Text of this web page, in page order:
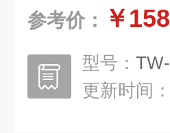
参考价： ￥
型号：
更新时间：